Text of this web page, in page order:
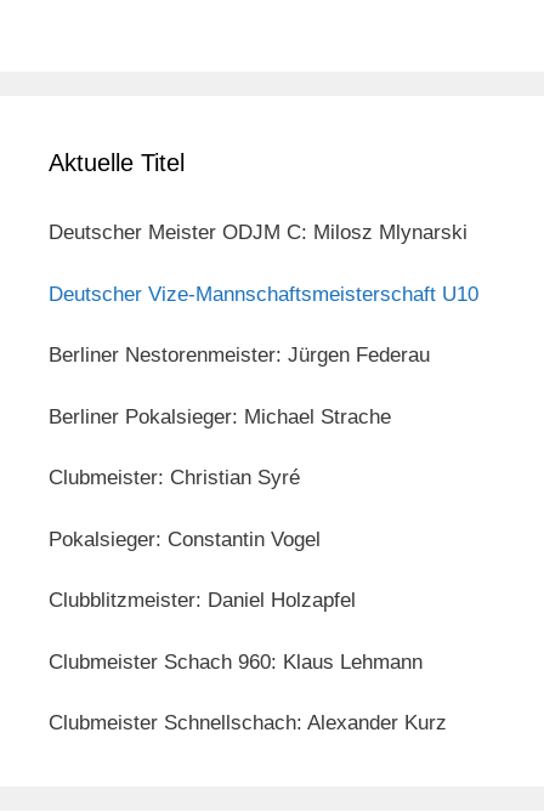
Aktuelle Titel
Deutscher Meister ODJM C: Milosz Mlynarski
Deutscher Vize-Mannschaftsmeisterschaft U10
Berliner Nestorenmeister: Jürgen Federau
Berliner Pokalsieger: Michael Strache
Clubmeister: Christian Syré
Pokalsieger: Constantin Vogel
Clubblitzmeister: Daniel Holzapfel
Clubmeister Schach 960: Klaus Lehmann
Clubmeister Schnellschach: Alexander Kurz